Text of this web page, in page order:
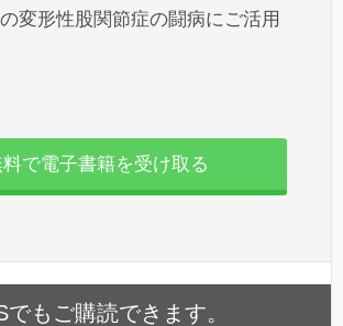
変形性股関節症の闘病にご活用
で電子書籍を受け取る
でもご購読できます。